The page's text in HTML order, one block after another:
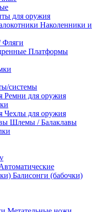
для оружия
Наколенники и
Фляги
Платформы
системы
Ремни для оружия
Чехлы для оружия
Шлемы / Балаклавы
Балисонги (бабочки)